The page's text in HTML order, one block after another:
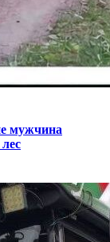
мужчина